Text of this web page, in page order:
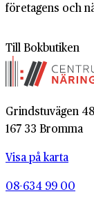
företagens och
Till Bokbutiken
Grindstuvägen
167 33 Bromma
Visa på karta
08-634 99 00